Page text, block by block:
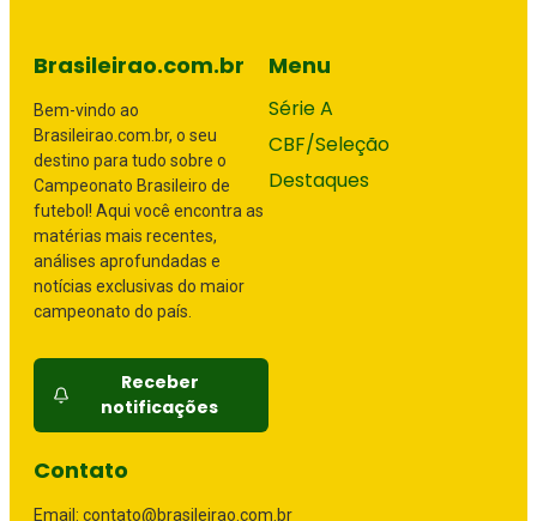
Brasileirao.com.br
Bem-vindo ao
Brasileirao.com.br, o seu
destino para tudo sobre o
Campeonato Brasileiro de
futebol! Aqui você encontra as
matérias mais recentes,
análises aprofundadas e
notícias exclusivas do maior
campeonato do país.
Receber
notificações
Menu
Série A
CBF/Seleção
Destaques
Contato
Email: contato@brasileirao.com.br